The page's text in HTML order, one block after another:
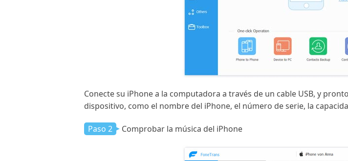
Conecte su iPhone a la computadora a través de un cable USB, y
dispositivo, como el nombre del iPhone, el número de serie, la
Paso 2 Comprobar la música del iPhone